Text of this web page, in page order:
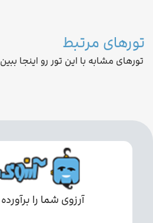
تورهای مرتبط
تورهای مشابه با این تور رو اینجا
آرزوی شما را